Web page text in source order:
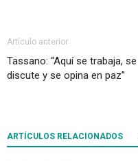
Artículo anterior
Tassano: “Aquí se trabaja, se
discute y se opina en paz”
ARTÍCULOS RELACIONADOS